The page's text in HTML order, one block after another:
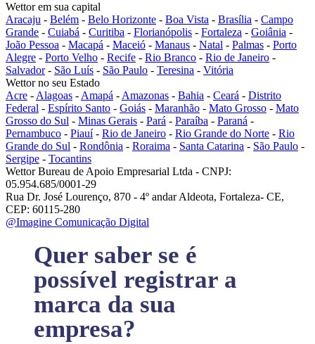
Wettor em sua capital
Aracaju - Belém - Belo Horizonte - Boa Vista - Brasília - Campo
Grande - Cuiabá - Curitiba - Florianópolis - Fortaleza - Goiânia -
João Pessoa - Macapá - Maceió - Manaus - Natal - Palmas - Porto
Alegre - Porto Velho - Recife - Rio Branco - Rio de Janeiro -
Salvador- São Luís - São Paulo - Teresina - Vitória
Wettor no seu Estado
Acre - Alagoas - Amapá - Amazonas - Bahia - Ceará - Distrito
Federal - Espírito Santo - Goiás - Maranhão - Mato Grosso - Mato
Grosso do Sul - Minas Gerais - Pará - Paraíba - Paraná -
Pernambuco - Piauí- Rio de Janeiro - Rio Grande do Norte - Rio
Grande do Sul - Rondônia - Roraima - Santa Catarina - São Paulo -
Sergipe - Tocantins
Wettor Bureau de Apoio Empresarial Ltda - CNPJ:
05.954.685/0001-29
Rua Dr. José Lourenço, 870 - 4º andar Aldeota, Fortaleza- CE,
CEP: 60115-280
@Imagine Comunicação Digital
Quer saber se é
possível registrar a
marca da sua
empresa?